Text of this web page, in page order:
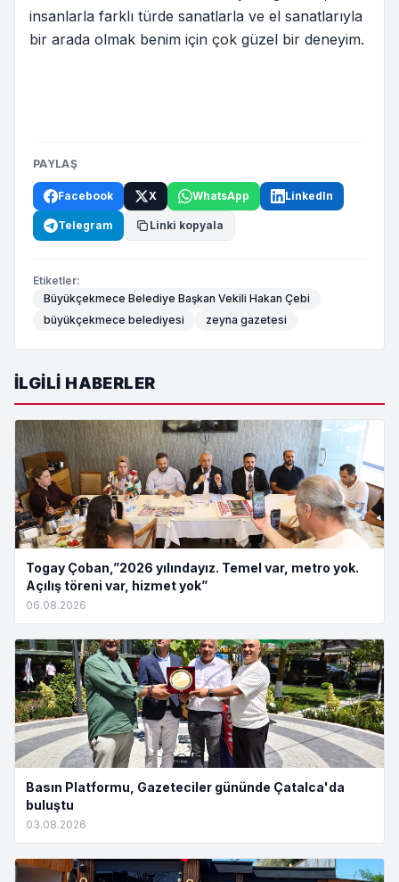
insanlarla farklı türde sanatlarla ve el sanatlarıyla
bir arada olmak benim için çok güzel bir deneyim.
PAYLAŞ
Facebook X WhatsApp LinkedIn
Telegram Linki kopyala
Etiketler:
Büyükçekmece Belediye Başkan Vekili Hakan Çebi
büyükçekmece belediyesi
zeyna gazetesi
İLGILI HABERLER
Togay Çoban,”2026 yılındayız. Temel var, metro yok.
Açılış töreni var, hizmet yok”
06.08.2026
Basın Platformu, Gazeteciler gününde Çatalca'da
buluştu
03.08.2026